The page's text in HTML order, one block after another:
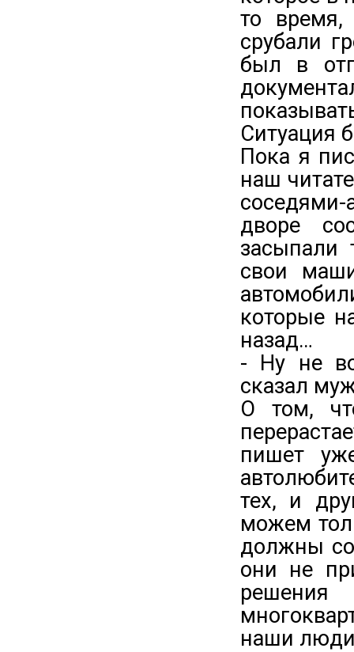
то время,
срубали
был в
Ситуация
Пока я
наш
дворе
засыпали
свои
которые
назад…
- Ну не
сказал
О том,
пишет
тех, и
можем
должны
они не
наши люди